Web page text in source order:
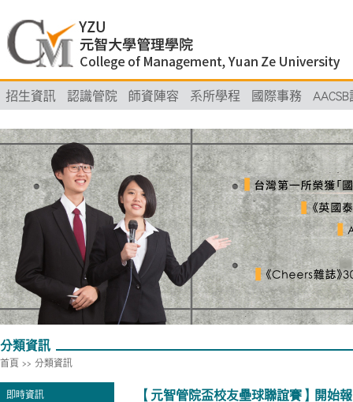
招生資訊 認識管院 師資陣容 系所學程 國際事務
分類資訊
首頁 >> 分類資訊
即時資訊 【元智管院盃校友壘球聯誼賽】開始